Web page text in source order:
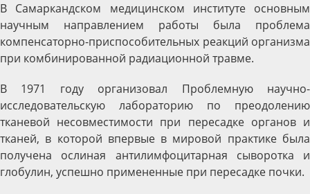
В Самаркандском медицинском институте основным
научным направлением работы была проблема
компенсаторно-приспособительных реакций организма
при комбинированной радиационной травме.
В 1971 году организовал Проблемную научно-
исследовательскую лабораторию по преодолению
тканевой несовместимости при пересадке органов и
тканей, в которой впервые в мировой практике была
получена ослиная антилимфоцитарная сыворотка и
глобулин, успешно примененные при пересадке почки.